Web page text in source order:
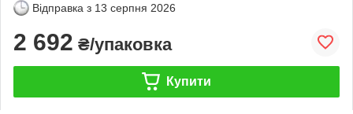
Відправка з 13 серпня 2026
2 692 ₴/упаковка
Купити